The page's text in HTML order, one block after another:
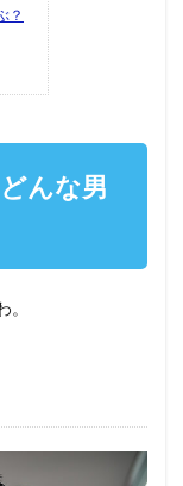
？
んな男
。